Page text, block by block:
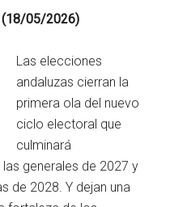
(18/05/2026)
Las elecciones
andaluzas cierran la
primera ola del nuevo
ciclo electoral que
culminará
generales de 2027 y
de 2028. Y dejan una